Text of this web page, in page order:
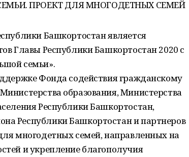
ПРОЕКТ ДЛЯ МНОГОДЕТНЫХ СЕМЕЙ
Башкортостан является
Главы Республики Башкортостан 2020 с
семьи».
Фонда содействия гражданскому
образования, Министерства
Республики Башкортостан,
Республики Башкортостан и партнеров
многодетных семей, направленных на
и укрепление благополучия